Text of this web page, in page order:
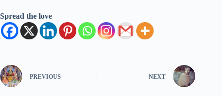
Spread the love
PREVIOUS NEXT